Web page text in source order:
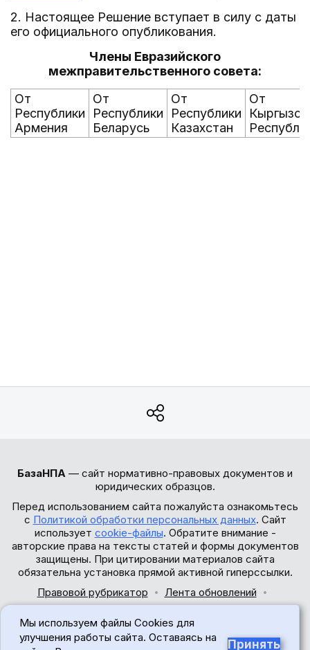
2. Настоящее Решение вступает в силу с даты
его официального опубликования.
Члены Евразийского
межправительственного совета:
От
Республики
Армения
От
Республики
Беларусь
От
Республики
Казахстан
От
БазаНПА — сайт нормативно-правовых документов и
юридических образцов.
Перед использованием сайта пожалуйста ознакомьтесь
с Политикой обработки персональных данных. Сайт
использует cookie-файлы. Обратите внимание -
авторские права на тексты статей и формы документов
защищены. При цитировании материалов сайта
обязательна установка прямой активной гиперссылки.
Правовой рубрикатор
Лента обновлений
© 2017-2026
Мы используем файлы Cookies для
улучшения работы сайта. Оставаясь на
Принять